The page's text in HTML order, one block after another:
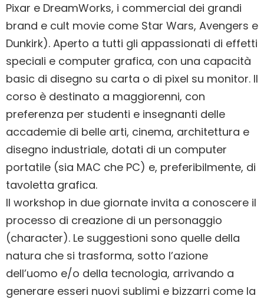
Pixar e DreamWorks, i commercial dei grandi
brand e cult movie come Star Wars, Avengers e
Dunkirk). Aperto a tutti gli appassionati di effetti
speciali e computer grafica, con una capacità
basic di disegno su carta o di pixel su monitor. Il
corso è destinato a maggiorenni, con
preferenza per studenti e insegnanti delle
accademie di belle arti, cinema, architettura e
disegno industriale, dotati di un computer
portatile (sia MAC che PC) e, preferibilmente, di
tavoletta grafica.
Il workshop in due giornate invita a conoscere il
processo di creazione di un personaggio
(character). Le suggestioni sono quelle della
natura che si trasforma, sotto l’azione
dell’uomo e/o della tecnologia, arrivando a
generare esseri nuovi sublimi e bizzarri come la